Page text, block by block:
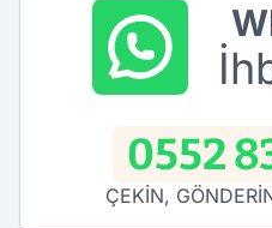
0552
ÇEKİN,